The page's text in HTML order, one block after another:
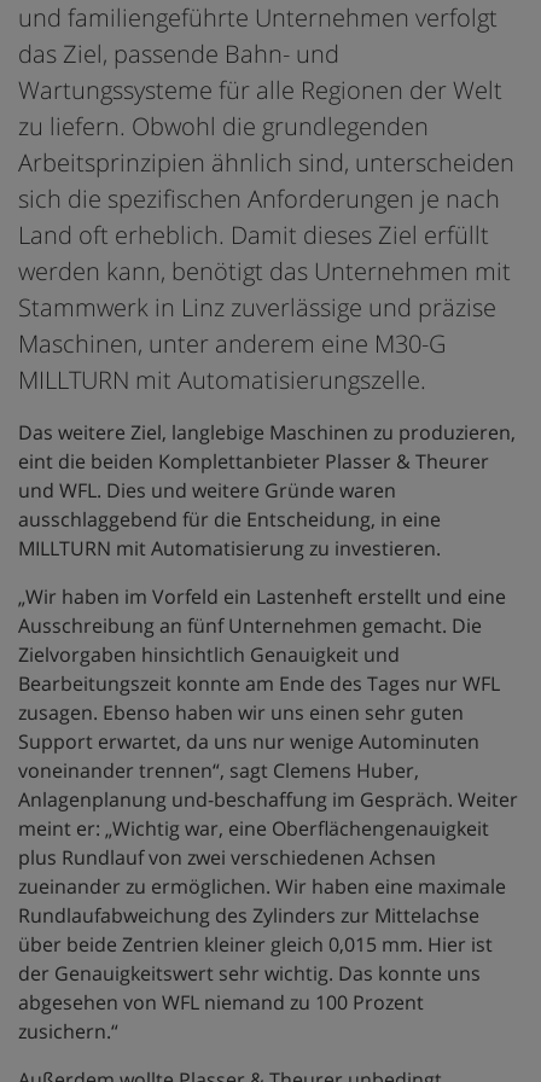
und familiengeführte Unternehmen verfolgt
das Ziel, passende Bahn- und
Wartungssysteme für alle Regionen der Welt
zu liefern. Obwohl die grundlegenden
Arbeitsprinzipien ähnlich sind, unterscheiden
sich die spezifischen Anforderungen je nach
Land oft erheblich. Damit dieses Ziel erfüllt
werden kann, benötigt das Unternehmen mit
Stammwerk in Linz zuverlässige und präzise
Maschinen, unter anderem eine M30-G
MILLTURN mit Automatisierungszelle.
Das weitere Ziel, langlebige Maschinen zu produzieren,
eint die beiden Komplettanbieter Plasser & Theurer
und WFL. Dies und weitere Gründe waren
ausschlaggebend für die Entscheidung, in eine
MILLTURN mit Automatisierung zu investieren.
„Wir haben im Vorfeld ein Lastenheft erstellt und eine
Ausschreibung an fünf Unternehmen gemacht. Die
Zielvorgaben hinsichtlich Genauigkeit und
Bearbeitungszeit konnte am Ende des Tages nur WFL
zusagen. Ebenso haben wir uns einen sehr guten
Support erwartet, da uns nur wenige Autominuten
voneinander trennen“, sagt Clemens Huber,
Anlagenplanung und-beschaffung im Gespräch. Weiter
meint er: „Wichtig war, eine Oberflächengenauigkeit
plus Rundlauf von zwei verschiedenen Achsen
zueinander zu ermöglichen. Wir haben eine maximale
Rundlaufabweichung des Zylinders zur Mittelachse
über beide Zentrien kleiner gleich 0,015 mm. Hier ist
der Genauigkeitswert sehr wichtig. Das konnte uns
abgesehen von WFL niemand zu 100 Prozent
zusichern.“